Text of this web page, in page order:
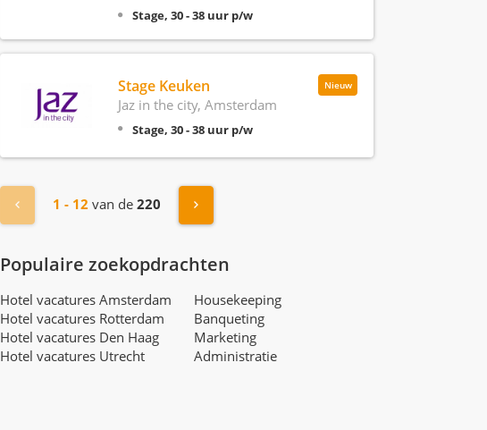
Stage, 30 - 38 uur p/w
Nieuw
Stage Keuken
Jaz in the city, Amsterdam
Stage, 30 - 38 uur p/w
« Vorige1 - 12 van de 220 Volgende »
Populaire zoekopdrachten
Hotel vacatures Amsterdam
Hotel vacatures Rotterdam
Hotel vacatures Den Haag
Hotel vacatures Utrecht
Housekeeping
Banqueting
Marketing
Administratie